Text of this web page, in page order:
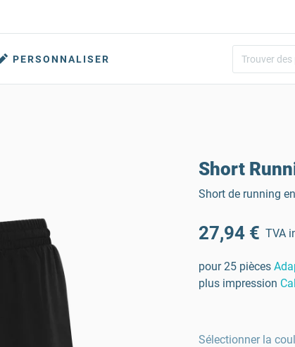
PERSONNALISER
Short
Short de running
27,94 € TVA
pour 25 pièces
plus impression
Sélectionner la